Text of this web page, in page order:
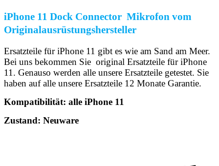
iPhone 11 Dock Connector Mikrofon vom
Originalausrüstungshersteller
Ersatzteile für iPhone 11 gibt es wie am Sand am Meer.
Bei uns bekommen Sie original Ersatzteile für iPhone
11. Genauso werden alle unsere Ersatzteile getestet. Sie
haben auf alle unsere Ersatzteile 12 Monate Garantie.
Kompatibilität: alle iPhone 11
Zustand: Neuware